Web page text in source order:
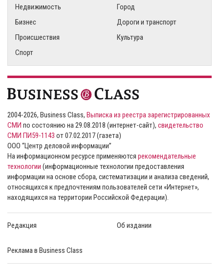
Недвижимость
Город
Бизнес
Дороги и транспорт
Происшествия
Культура
Спорт
2004-2026, Business Class, Выписка из реестра зарегистрированных
СМИ по состоянию на 29.08.2018 (интернет-сайт), свидетельство
СМИ ПИ59-1143 от 07.02.2017 (газета)
ООО “Центр деловой информации”
На информационном ресурсе применяются рекомендательные
технологии (информационные технологии предоставления
информации на основе сбора, систематизации и анализа сведений,
относящихся к предпочтениям пользователей сети «Интернет»,
находящихся на территории Российской Федерации).
Редакция Об издании
Реклама в Business Class